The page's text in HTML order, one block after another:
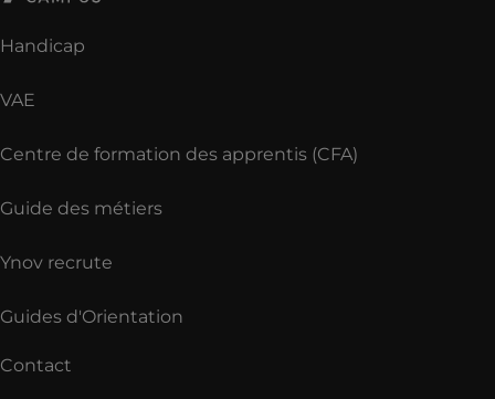
Handicap
VAE
Centre de formation des apprentis (CFA)
Guide des métiers
Ynov recrute
Guides d'Orientation
Contact